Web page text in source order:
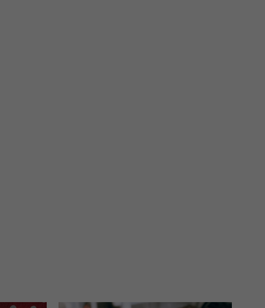
do Twoich zainteresowań,
umów o ich świadczenie
Taką podstawą
administratora.
podstawie Twojej dobrowolnej